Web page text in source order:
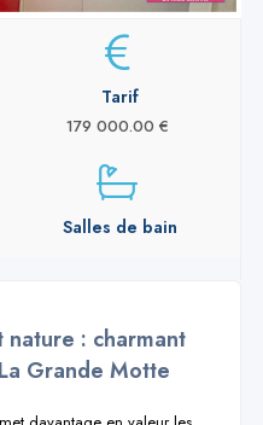
Tarif
179 000.00 €
Salles de bain
: charmant
Grande Motte